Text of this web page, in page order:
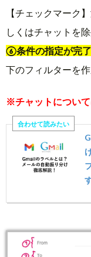
【チェックマーク
しくはチャットを
⑥条件の指定が完了
下のフィルターを
※チャットについて